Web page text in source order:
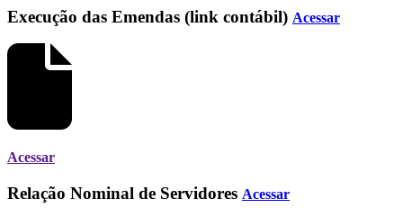
Execução das Emendas (link contábil) Acessar
Acessar
Relação Nominal de Servidores Acessar